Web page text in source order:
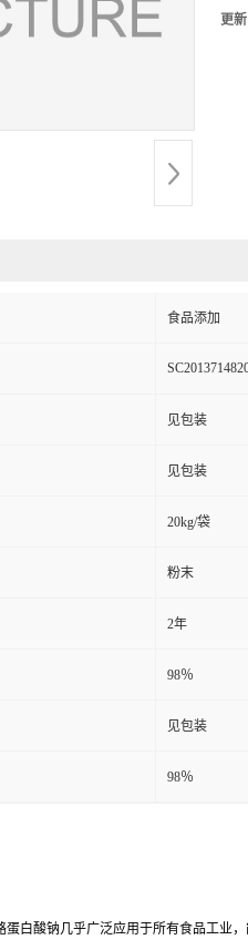
更新
食品添加
见包装
见包装
20kg/袋
粉末
2年
98％
见包装
98％
蛋白酸钠几乎广泛应用于所有食品工业